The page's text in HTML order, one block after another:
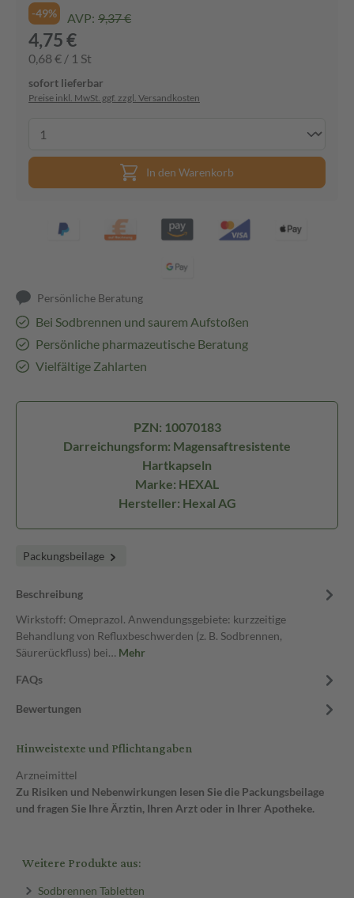
-49% AVP: 9,37 €
4,75 €
0,68 € / 1 St
sofort lieferbar
Preise inkl. MwSt. ggf. zzgl. Versandkosten
In den Warenkorb
Persönliche Beratung
Bei Sodbrennen und saurem Aufstoßen
Persönliche pharmazeutische Beratung
Vielfältige Zahlarten
PZN: 10070183
Darreichungsform: Magensaftresistente
Hartkapseln
Marke: HEXAL
Hersteller: Hexal AG
Packungsbeilage
Beschreibung
Wirkstoff: Omeprazol. Anwendungsgebiete: kurzzeitige
Behandlung von Refluxbeschwerden (z. B. Sodbrennen,
Säurerückfluss) bei… Mehr
FAQs
Bewertungen
Hinweistexte und Pflichtangaben
Arzneimittel
Zu Risiken und Nebenwirkungen lesen Sie die Packungsbeilage
und fragen Sie Ihre Ärztin, Ihren Arzt oder in Ihrer Apotheke.
Weitere Produkte aus:
Sodbrennen Tabletten